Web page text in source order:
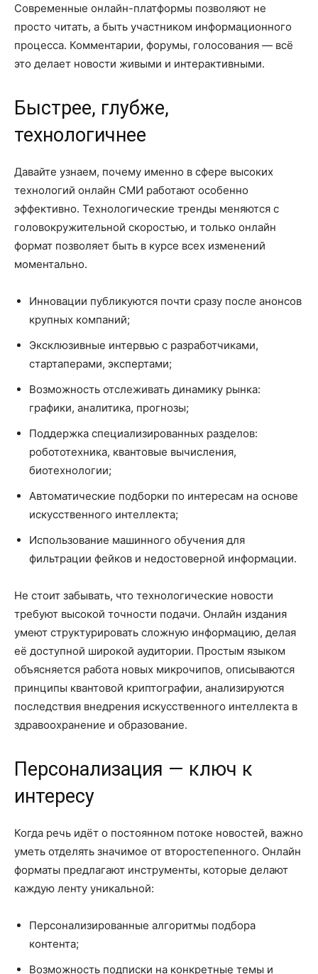
Современные онлайн-платформы позволяют не
просто читать, а быть участником информационного
процесса. Комментарии, форумы, голосования — всё
это делает новости живыми и интерактивными.
Быстрее, глубже,
технологичнее
Давайте узнаем, почему именно в сфере высоких
технологий онлайн СМИ работают особенно
эффективно. Технологические тренды меняются с
головокружительной скоростью, и только онлайн
формат позволяет быть в курсе всех изменений
моментально.
Инновации публикуются почти сразу после анонсов
крупных компаний;
Эксклюзивные интервью с разработчиками,
стартаперами, экспертами;
Возможность отслеживать динамику рынка:
графики, аналитика, прогнозы;
Поддержка специализированных разделов:
робототехника, квантовые вычисления,
биотехнологии;
Автоматические подборки по интересам на основе
искусственного интеллекта;
Использование машинного обучения для
фильтрации фейков и недостоверной информации.
Не стоит забывать, что технологические новости
требуют высокой точности подачи. Онлайн издания
умеют структурировать сложную информацию, делая
её доступной широкой аудитории. Простым языком
объясняется работа новых микрочипов, описываются
принципы квантовой криптографии, анализируются
последствия внедрения искусственного интеллекта в
здравоохранение и образование.
Персонализация — ключ к
интересу
Когда речь идёт о постоянном потоке новостей, важно
уметь отделять значимое от второстепенного. Онлайн
форматы предлагают инструменты, которые делают
каждую ленту уникальной:
Персонализированные алгоритмы подбора
контента;
Возможность подписки на конкретные темы и